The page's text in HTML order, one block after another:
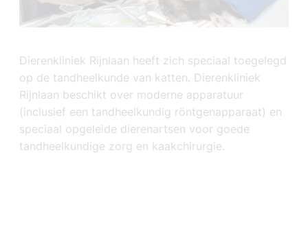
Dierenkliniek Rijnlaan heeft zich speciaal toegelegd
op de tandheelkunde van katten. Dierenkliniek
Rijnlaan beschikt over moderne apparatuur
(inclusief een tandheelkundig röntgenapparaat) en
speciaal opgeleide dierenartsen voor goede
tandheelkundige zorg en kaakchirurgie.